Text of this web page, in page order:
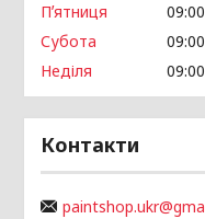
Пʼятниця
09:00
Субота
09:00
Неділя
09:00
Контакти